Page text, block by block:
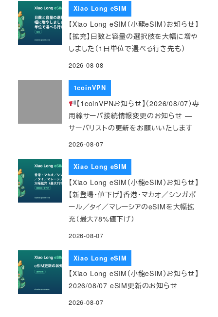
Xiao Long eSIM
【Xiao Long eSIM（小龍eSIM）お知らせ】
【拡充】日数と容量の選択肢を大幅に増や
しました（1日単位で選べる行き先も）
2026-08-08
1coinVPN
【1coinVPNお知らせ】（2026/08/07）専
用線サーバ接続情報変更のお知らせ ―
サーバリストの更新をお願いいたします
2026-08-07
Xiao Long eSIM
【Xiao Long eSIM（小龍eSIM）お知らせ】
【新登場・値下げ】香港・マカオ／シンガポ
ール／タイ／マレーシアのeSIMを大幅拡
充（最大78%値下げ）
2026-08-07
Xiao Long eSIM
【Xiao Long eSIM（小龍eSIM）お知らせ】
2026/08/07 eSIM更新のお知らせ
2026-08-07